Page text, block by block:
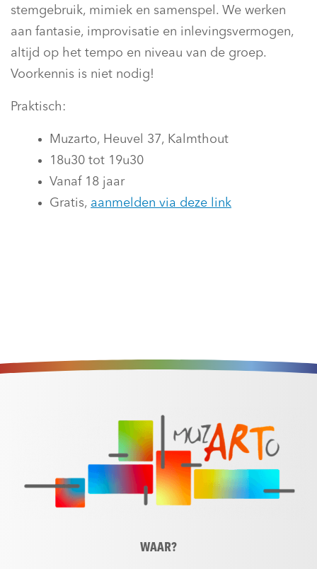
stemgebruik, mimiek en samenspel. We werken
aan fantasie, improvisatie en inlevingsvermogen,
altijd op het tempo en niveau van de groep.
Voorkennis is niet nodig!
Praktisch:
Muzarto, Heuvel 37, Kalmthout
18u30 tot 19u30
Vanaf 18 jaar
Gratis, aanmelden via deze link
WAAR?